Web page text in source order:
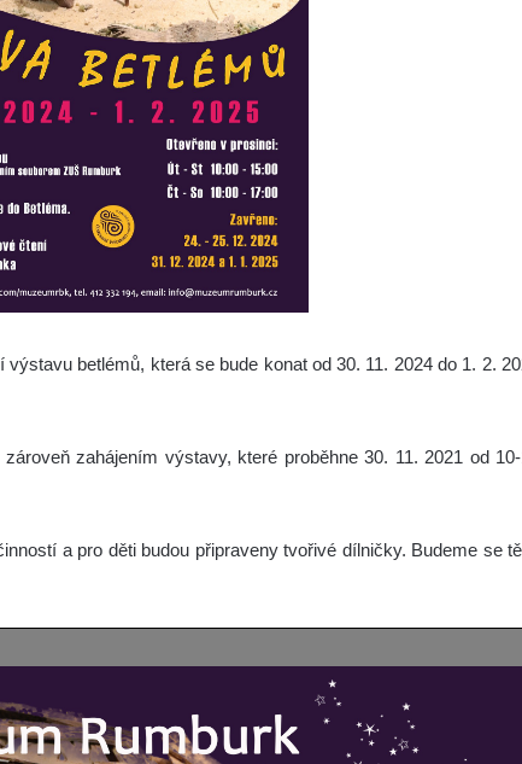
betlémů, která se bude konat od 30. 11. 2024 do 1. 2.
zahájením výstavy, které proběhne 30. 11. 2021 od
a pro děti budou připraveny tvořivé dílničky. Budeme se